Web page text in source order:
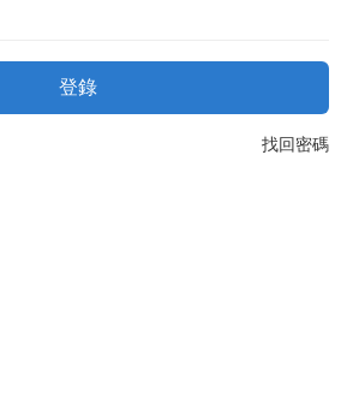
登錄
找回密碼